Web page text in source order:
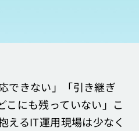
できない」「引き継ぎ
こにも残っていない」こ
えるIT運用現場は少なく